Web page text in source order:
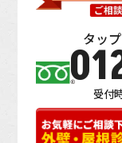
タッ
受付